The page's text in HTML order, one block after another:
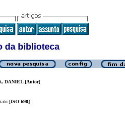
da biblioteca
DANIEL [Autor]
[ISO 690]